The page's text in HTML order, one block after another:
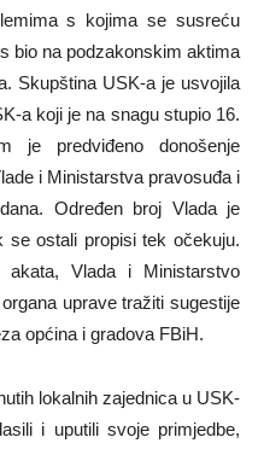
s kojima se susreću
bio na podzakonskim aktima
Skupština USK-a je usvojila
a koji je na snagu stupio 16.
je predviđeno donošenje
i Ministarstva pravosuđa i
Određen broj Vlada je
se ostali propisi tek očekuju.
akata, Vlada i Ministarstvo
uprave tražiti sugestije
općina i gradova FBiH.
lokalnih zajednica u USK-
i uputili svoje primjedbe,